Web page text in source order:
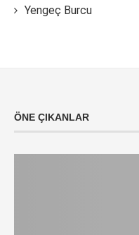
Yengeç Burcu
ÖNE ÇIKANLAR